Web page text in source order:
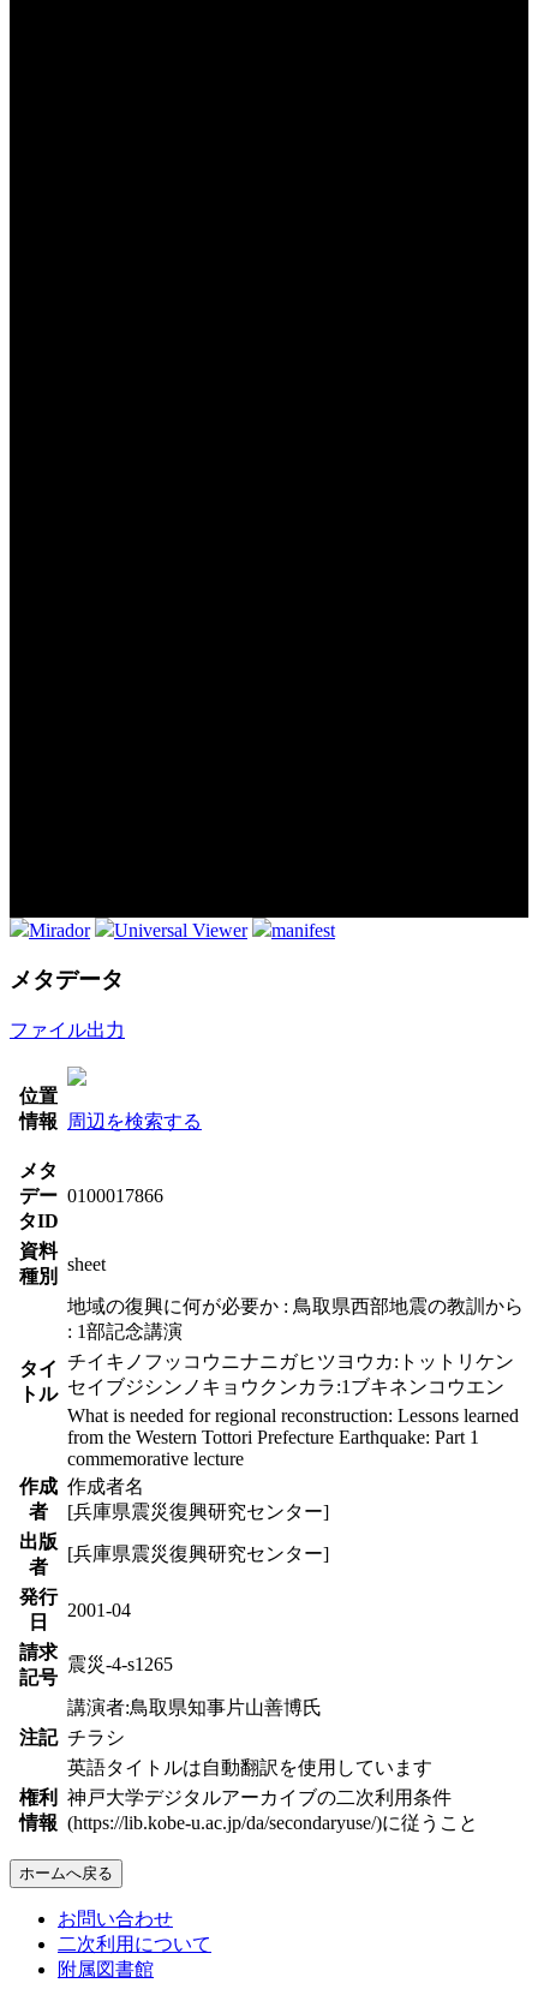
Mirador Universal Viewer manifest
メタデータ
ファイル出力
位置
情報
周辺を検索する
メタ
デー
タID
0100017866
資料
種別
sheet
タイ
トル
地域の復興に何が必要か : 鳥取県西部地震の教訓から
: 1部記念講演
チイキノフッコウニナニガヒツヨウカ:トットリケン
セイブジシンノキョウクンカラ:1ブキネンコウエン
What is needed for regional reconstruction: Lessons learned
from the Western Tottori Prefecture Earthquake: Part 1
commemorative lecture
作成
者
作成者名
[兵庫県震災復興研究センター]
出版
者
[兵庫県震災復興研究センター]
発行
日
2001-04
請求
記号
震災-4-s1265
注記
講演者:鳥取県知事片山善博氏
チラシ
英語タイトルは自動翻訳を使用しています
権利
情報
神戸大学デジタルアーカイブの二次利用条件
(https://lib.kobe-u.ac.jp/da/secondaryuse/)に従うこと
ホームへ戻る
お問い合わせ
二次利用について
附属図書館